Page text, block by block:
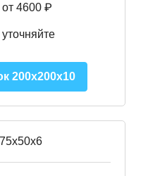
от 4600 ₽
уточняйте
200х200х10